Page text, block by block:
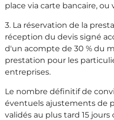
place via carte bancaire,
3. La réservation de la
réception du devis signé
d'un acompte de 30 % du
prestation pour les
entreprises.
Le nombre définitif de
éventuels ajustements de
validés au plus tard 15